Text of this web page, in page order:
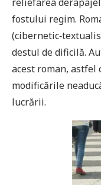
fostului regim.
destul de dificilă.
acest roman, astfel
modificările
lucrării.